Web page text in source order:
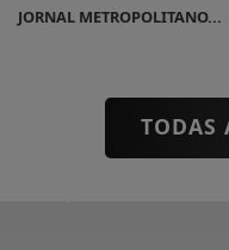
JORNAL METROPOLITANO...
TODAS